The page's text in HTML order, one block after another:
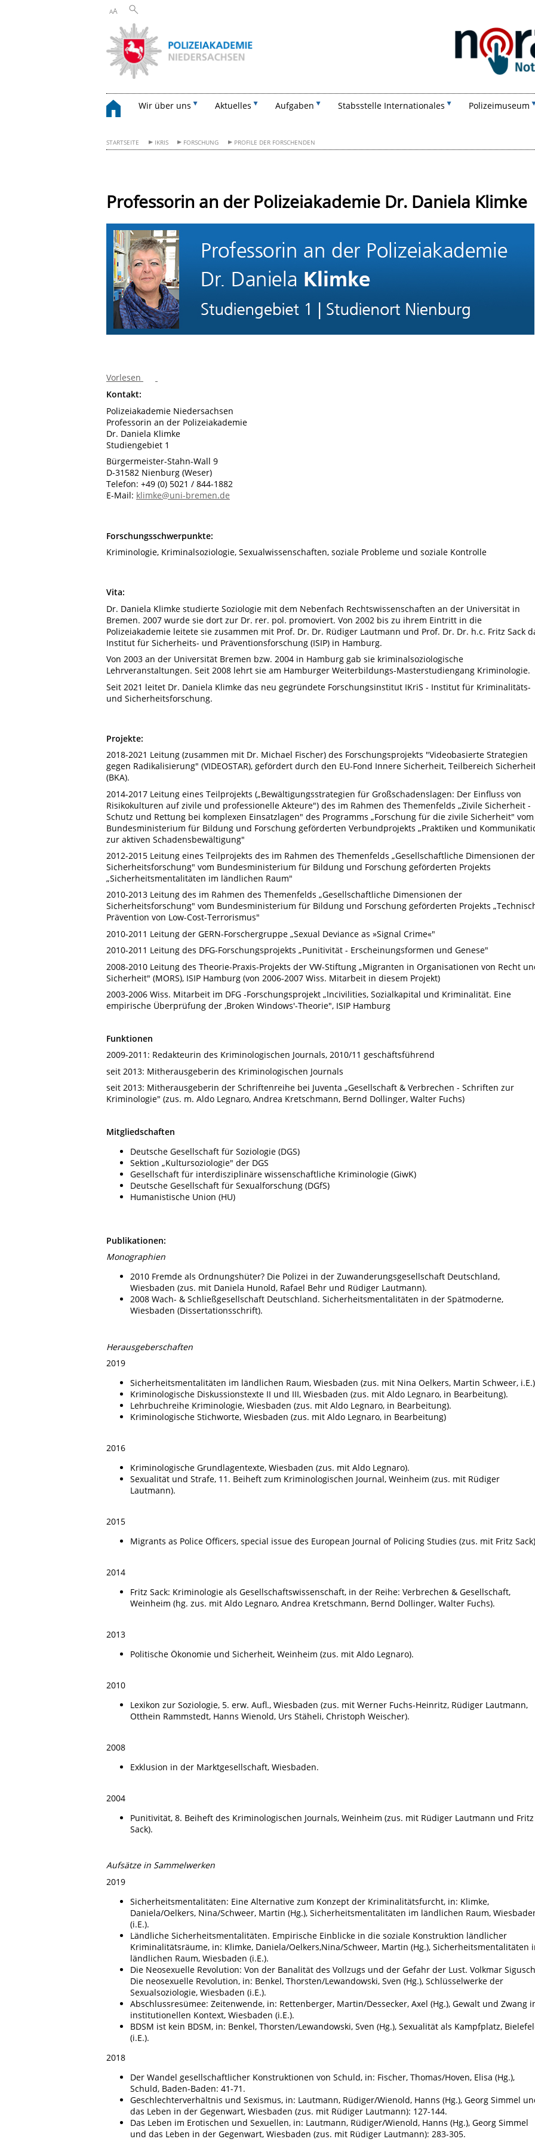
AA
Wir über uns Aktuelles Aufgaben Stabsstelle Internationales Polizeimuseum
STARTSEITE IKRIS FORSCHUNG PROFILE DER FORSCHENDEN
Professorin an der Polizeiakademie Dr. Daniela Klimke
Vorlesen
Kontakt:
Polizeiakademie Niedersachsen
Professorin an der Polizeiakademie
Dr. Daniela Klimke
Studiengebiet 1
Bürgermeister-Stahn-Wall 9
D-31582 Nienburg (Weser)
Telefon: +49 (0) 5021 / 844-1882
E-Mail: klimke@uni-bremen.de
Forschungsschwerpunkte:
Kriminologie, Kriminalsoziologie, Sexualwissenschaften, soziale Probleme und soziale Kontrolle
Vita:
Dr. Daniela Klimke studierte Soziologie mit dem Nebenfach Rechtswissenschaften an der Universität in
Bremen. 2007 wurde sie dort zur Dr. rer. pol. promoviert. Von 2002 bis zu ihrem Eintritt in die
Polizeiakademie leitete sie zusammen mit Prof. Dr. Dr. Rüdiger Lautmann und Prof. Dr. Dr. h.c. Fritz Sack
Institut für Sicherheits- und Präventionsforschung (ISIP) in Hamburg.
Von 2003 an der Universität Bremen bzw. 2004 in Hamburg gab sie kriminalsoziologische
Lehrveranstaltungen. Seit 2008 lehrt sie am Hamburger Weiterbildungs-Masterstudiengang Kriminologie.
Seit 2021 leitet Dr. Daniela Klimke das neu gegründete Forschungsinstitut IKriS - Institut für Kriminalitäts-
und Sicherheitsforschung.
Projekte:
2018-2021 Leitung (zusammen mit Dr. Michael Fischer) des Forschungsprojekts "Videobasierte Strategien
gegen Radikalisierung" (VIDEOSTAR), gefördert durch den EU-Fond Innere Sicherheit, Teilbereich
(BKA).
2014-2017 Leitung eines Teilprojekts („Bewältigungsstrategien für Großschadenslagen: Der Einfluss von
Risikokulturen auf zivile und professionelle Akteure") des im Rahmen des Themenfelds „Zivile Sicherheit -
Schutz und Rettung bei komplexen Einsatzlagen" des Programms „Forschung für die zivile Sicherheit" vom
Bundesministerium für Bildung und Forschung geförderten Verbundprojekts „Praktiken und
zur aktiven Schadensbewältigung"
2012-2015 Leitung eines Teilprojekts des im Rahmen des Themenfelds „Gesellschaftliche Dimensionen der
Sicherheitsforschung" vom Bundesministerium für Bildung und Forschung geförderten Projekts
„Sicherheitsmentalitäten im ländlichen Raum"
2010-2013 Leitung des im Rahmen des Themenfelds „Gesellschaftliche Dimensionen der
Sicherheitsforschung" vom Bundesministerium für Bildung und Forschung geförderten Projekts
Prävention von Low-Cost-Terrorismus"
2010-2011 Leitung der GERN-Forschergruppe „Sexual Deviance as »Signal Crime«"
2010-2011 Leitung des DFG-Forschungsprojekts „Punitivität - Erscheinungsformen und Genese"
2008-2010 Leitung des Theorie-Praxis-Projekts der VW-Stiftung „Migranten in Organisationen von Recht
Sicherheit" (MORS), ISIP Hamburg (von 2006-2007 Wiss. Mitarbeit in diesem Projekt)
2003-2006 Wiss. Mitarbeit im DFG -Forschungsprojekt „Incivilities, Sozialkapital und Kriminalität. Eine
empirische Überprüfung der ‚Broken Windows'-Theorie", ISIP Hamburg
Funktionen
2009-2011: Redakteurin des Kriminologischen Journals, 2010/11 geschäftsführend
seit 2013: Mitherausgeberin des Kriminologischen Journals
seit 2013: Mitherausgeberin der Schriftenreihe bei Juventa „Gesellschaft & Verbrechen - Schriften zur
Kriminologie" (zus. m. Aldo Legnaro, Andrea Kretschmann, Bernd Dollinger, Walter Fuchs)
Mitgliedschaften
Deutsche Gesellschaft für Soziologie (DGS)
Sektion „Kultursoziologie" der DGS
Gesellschaft für interdisziplinäre wissenschaftliche Kriminologie (GiwK)
Deutsche Gesellschaft für Sexualforschung (DGfS)
Humanistische Union (HU)
Publikationen:
Monographien
2010 Fremde als Ordnungshüter? Die Polizei in der Zuwanderungsgesellschaft Deutschland,
Wiesbaden (zus. mit Daniela Hunold, Rafael Behr und Rüdiger Lautmann).
2008 Wach- & Schließgesellschaft Deutschland. Sicherheitsmentalitäten in der Spätmoderne,
Wiesbaden (Dissertationsschrift).
Herausgeberschaften
2019
Sicherheitsmentalitäten im ländlichen Raum, Wiesbaden (zus. mit Nina Oelkers, Martin Schweer,
Kriminologische Diskussionstexte II und III, Wiesbaden (zus. mit Aldo Legnaro, in Bearbeitung).
Lehrbuchreihe Kriminologie, Wiesbaden (zus. mit Aldo Legnaro, in Bearbeitung).
Kriminologische Stichworte, Wiesbaden (zus. mit Aldo Legnaro, in Bearbeitung)
2016
Kriminologische Grundlagentexte, Wiesbaden (zus. mit Aldo Legnaro).
Sexualität und Strafe, 11. Beiheft zum Kriminologischen Journal, Weinheim (zus. mit Rüdiger
Lautmann).
2015
Migrants as Police Officers, special issue des European Journal of Policing Studies (zus. mit Fritz
2014
Fritz Sack: Kriminologie als Gesellschaftswissenschaft, in der Reihe: Verbrechen & Gesellschaft,
Weinheim (hg. zus. mit Aldo Legnaro, Andrea Kretschmann, Bernd Dollinger, Walter Fuchs).
2013
Politische Ökonomie und Sicherheit, Weinheim (zus. mit Aldo Legnaro).
2010
Lexikon zur Soziologie, 5. erw. Aufl., Wiesbaden (zus. mit Werner Fuchs-Heinritz, Rüdiger Lautmann,
Otthein Rammstedt, Hanns Wienold, Urs Stäheli, Christoph Weischer).
2008
Exklusion in der Marktgesellschaft, Wiesbaden.
2004
Punitivität, 8. Beiheft des Kriminologischen Journals, Weinheim (zus. mit Rüdiger Lautmann und Fritz
Sack).
Aufsätze in Sammelwerken
2019
Sicherheitsmentalitäten: Eine Alternative zum Konzept der Kriminalitätsfurcht, in: Klimke,
Daniela/Oelkers, Nina/Schweer, Martin (Hg.), Sicherheitsmentalitäten im ländlichen Raum,
(i.E.).
Ländliche Sicherheitsmentalitäten. Empirische Einblicke in die soziale Konstruktion ländlicher
Kriminalitätsräume, in: Klimke, Daniela/Oelkers,Nina/Schweer, Martin (Hg.), Sicherheitsmentalitäten
ländlichen Raum, Wiesbaden (i.E.).
Die Neosexuelle Revolution: Von der Banalität des Vollzugs und der Gefahr der Lust. Volkmar
Die neosexuelle Revolution, in: Benkel, Thorsten/Lewandowski, Sven (Hg.), Schlüsselwerke der
Sexualsoziologie, Wiesbaden (i.E.).
Abschlussresümee: Zeitenwende, in: Rettenberger, Martin/Dessecker, Axel (Hg.), Gewalt und Zwang
institutionellen Kontext, Wiesbaden (i.E.).
BDSM ist kein BDSM, in: Benkel, Thorsten/Lewandowski, Sven (Hg.), Sexualität als Kampfplatz,
(i.E.).
2018
Der Wandel gesellschaftlicher Konstruktionen von Schuld, in: Fischer, Thomas/Hoven, Elisa (Hg.),
Schuld, Baden-Baden: 41-71.
Geschlechterverhältnis und Sexismus, in: Lautmann, Rüdiger/Wienold, Hanns (Hg.), Georg Simmel
das Leben in der Gegenwart, Wiesbaden (zus. mit Rüdiger Lautmann): 127-144.
Das Leben im Erotischen und Sexuellen, in: Lautmann, Rüdiger/Wienold, Hanns (Hg.), Georg Simmel
und das Leben in der Gegenwart, Wiesbaden (zus. mit Rüdiger Lautmann): 283-305.